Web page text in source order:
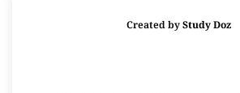
Created byStudy Doz